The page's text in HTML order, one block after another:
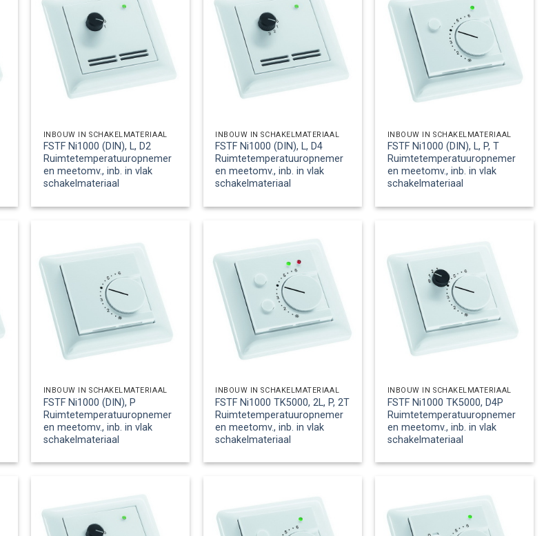
INBOUW IN SCHAKELMATERIAAL
FSTF Ni1000 (DIN), L, D2
Ruimtetemperatuuropnemer
en meetomv., inb. in vlak
schakelmateriaal
INBOUW IN SCHAKELMATERIAAL
FSTF Ni1000 (DIN), L, D4
Ruimtetemperatuuropnemer
en meetomv., inb. in vlak
schakelmateriaal
INBOUW IN SCHAKELMATERIAAL
FSTF Ni1000 (DIN), L, P, T
Ruimtetemperatuuropnemer
en meetomv., inb. in vlak
schakelmateriaal
INBOUW IN SCHAKELMATERIAAL
FSTF Ni1000 (DIN), P
Ruimtetemperatuuropnemer
en meetomv., inb. in vlak
schakelmateriaal
INBOUW IN SCHAKELMATERIAAL
FSTF Ni1000 TK5000, 2L, P, 2T
Ruimtetemperatuuropnemer
en meetomv., inb. in vlak
schakelmateriaal
INBOUW IN SCHAKELMATERIAAL
FSTF Ni1000 TK5000, D4P
Ruimtetemperatuuropnemer
en meetomv., inb. in vlak
schakelmateriaal